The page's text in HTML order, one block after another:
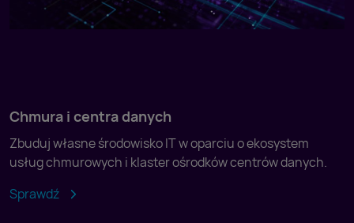
Chmura i centra danych
Zbuduj własne środowisko IT w oparciu o ekosystem
usług chmurowych i klaster ośrodków centrów danych.
Sprawdź